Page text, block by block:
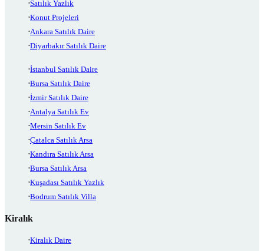
Satılık Yazlık
Konut Projeleri
Ankara Satılık Daire
Diyarbakır Satılık Daire
İstanbul Satılık Daire
Bursa Satılık Daire
İzmir Satılık Daire
Antalya Satılık Ev
Mersin Satılık Ev
Çatalca Satılık Arsa
Kandıra Satılık Arsa
Bursa Satılık Arsa
Kuşadası Satılık Yazlık
Bodrum Satılık Villa
Kiralık
Kiralık Daire